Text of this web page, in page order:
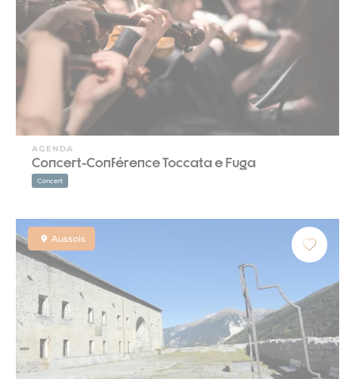
AGENDA
Concert-Conférence Toccata e Fuga
Concert
Aussois